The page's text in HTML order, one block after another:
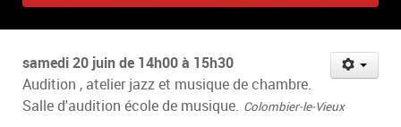
samedi 20 juin de 14h00 à 15h30
Audition , atelier jazz et musique de chambre.
Salle d'audition école de musique. Colombier-le-Vieux